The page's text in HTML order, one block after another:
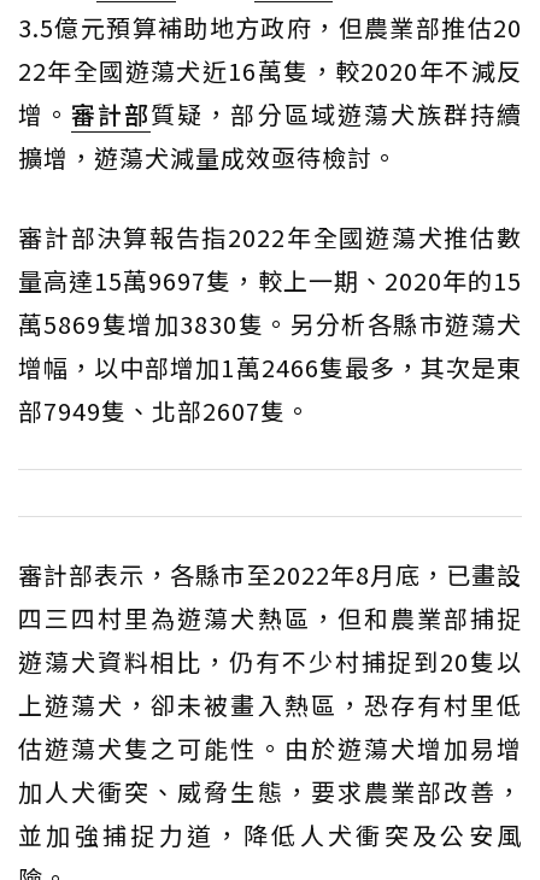
3.5億元預算補助地方政府，但農業部推估20
22年全國遊蕩犬近16萬隻，較2020年不減反
增。審計部質疑，部分區域遊蕩犬族群持續
擴增，遊蕩犬減量成效亟待檢討。
審計部決算報告指2022年全國遊蕩犬推估數
量高達15萬9697隻，較上一期、2020年的15
萬5869隻增加3830隻。另分析各縣市遊蕩犬
增幅，以中部增加1萬2466隻最多，其次是東
部7949隻、北部2607隻。
審計部表示，各縣市至2022年8月底，已畫設
四三四村里為遊蕩犬熱區，但和農業部捕捉
遊蕩犬資料相比，仍有不少村捕捉到20隻以
上遊蕩犬，卻未被畫入熱區，恐存有村里低
估遊蕩犬隻之可能性。由於遊蕩犬增加易增
加人犬衝突、威脅生態，要求農業部改善，
並加強捕捉力道，降低人犬衝突及公安風